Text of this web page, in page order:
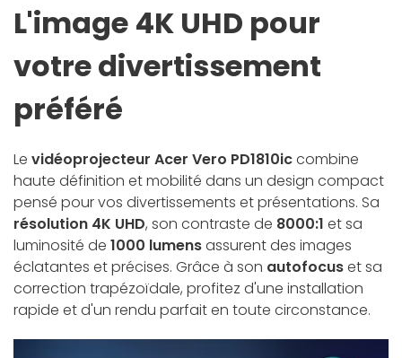
L'image 4K UHD pour
votre divertissement
préféré
Le vidéoprojecteur Acer Vero PD1810iccombine
haute définition et mobilité dans un design compact
pensé pour vos divertissements et présentations. Sa
résolution 4K UHD, son contraste de 8000:1 et sa
luminosité de 1000 lumensassurent des images
éclatantes et précises. Grâce à son autofocuset sa
correction trapézoïdale, profitez d'une installation
rapide et d'un rendu parfait en toute circonstance.